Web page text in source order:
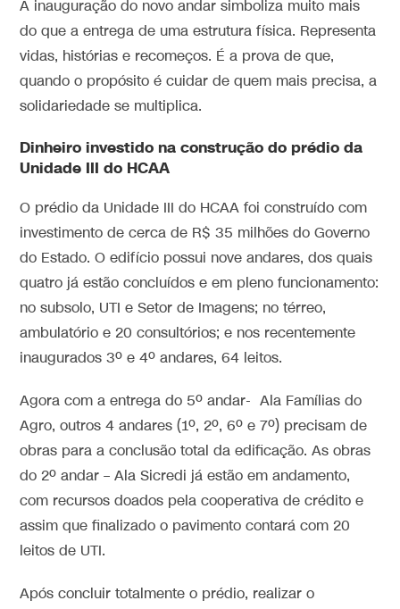
A inauguração do novo andar simboliza muito mais
do que a entrega de uma estrutura física. Representa
vidas, histórias e recomeços. É a prova de que,
quando o propósito é cuidar de quem mais precisa, a
solidariedade se multiplica.
Dinheiro investido na construção do prédio da
Unidade III do HCAA
O prédio da Unidade III do HCAA foi construído com
investimento de cerca de R$ 35 milhões do Governo
do Estado. O edifício possui nove andares, dos quais
quatro já estão concluídos e em pleno funcionamento:
no subsolo, UTI e Setor de Imagens; no térreo,
ambulatório e 20 consultórios; e nos recentemente
inaugurados 3º e 4º andares, 64 leitos.
Agora com a entrega do 5º andar- Ala Famílias do
Agro, outros 4 andares (1º, 2º, 6º e 7º) precisam de
obras para a conclusão total da edificação. As obras
do 2º andar – Ala Sicredi já estão em andamento,
com recursos doados pela cooperativa de crédito e
assim que finalizado o pavimento contará com 20
leitos de UTI.
Após concluir totalmente o prédio, realizar o